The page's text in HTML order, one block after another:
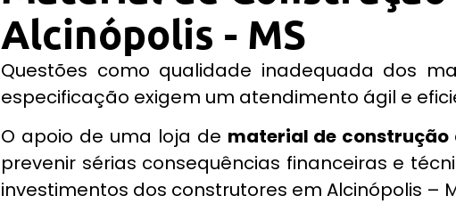
Alcinópolis - MS
Questões como qualidade inadequada dos
especificação exigem um atendimento ágil e
O apoio de uma loja de material de construção
prevenir sérias consequências financeiras e
investimentos dos construtores em Alcinópolis –